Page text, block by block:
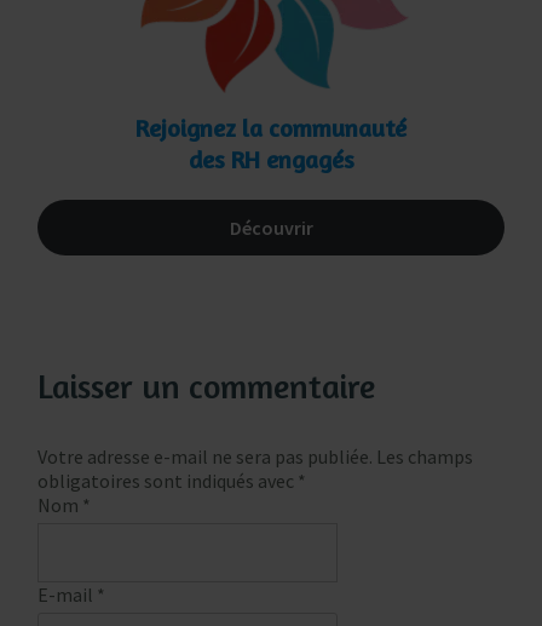
Rejoignez la communauté
des RH engagés
Découvrir
Laisser un commentaire
Votre adresse e-mail ne sera pas publiée. Les champs
obligatoires sont indiqués avec *
Nom *
E-mail *